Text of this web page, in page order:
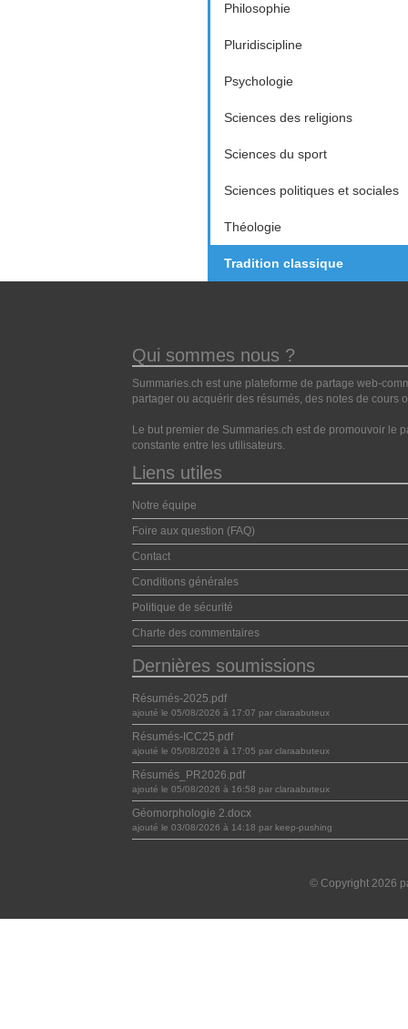
Philosophie
Pluridiscipline
Psychologie
Sciences des religions
Sciences du sport
Sciences politiques et sociales
Théologie
Tradition classique
Qui sommes nous ?
Summaries.ch est une plateforme de partage web-
partager ou acquérir des résumés, des notes de cours
Le but premier de Summaries.ch est de promouvoir le
constante entre les utilisateurs.
Liens utiles
Notre équipe
Foire aux question (FAQ)
Contact
Conditions générales
Politique de sécurité
Charte des commentaires
Dernières soumissions
Résumés-2025.pdf
ajouté le 05/08/2026 à 17:07 par claraabuteux
Résumés-ICC25.pdf
ajouté le 05/08/2026 à 17:05 par claraabuteux
Résumés_PR2026.pdf
ajouté le 05/08/2026 à 16:58 par claraabuteux
Géomorphologie 2.docx
ajouté le 03/08/2026 à 14:18 par keep-pushing
© Copyright 2026